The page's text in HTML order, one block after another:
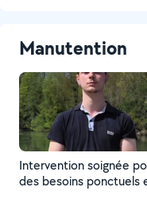
Manutention
Intervention soignée
des besoins ponctuels